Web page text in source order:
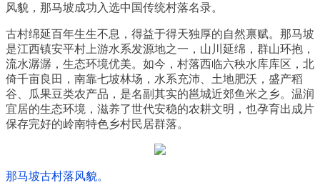
风貌，那马坡成功入选中国传统村落名录。
古村绵延百年生生不息，得益于得天独厚的自然禀赋。那马坡
是江西镇安平村上游水系发源地之一，山川延绵，群山环抱，
流水潺潺，生态环境优美。如今，村落西临六秧水库库区，北
倚千亩良田，南靠七坡林场，水系充沛、土地肥沃，盛产稻
谷、瓜果豆类农产品，是名副其实的邕城近郊鱼米之乡。温润
宜居的生态环境，滋养了世代安稳的农耕文明，也孕育出成片
保存完好的岭南特色乡村民居群落。
那马坡古村落风貌。